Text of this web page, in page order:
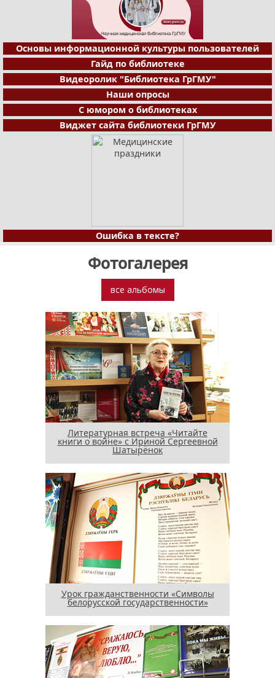
Основы информационной культуры пользователей
Гайд по библиотеке
Видеоролик "Библиотека ГрГМУ"
Наши опросы
С юмором о библиотеках
Виджет сайта библиотеки ГрГМУ
Ошибка в тексте?
Фотогалерея
все альбомы
Литературная встреча «Читайте
книги о войне» с Ириной Сергеевной
Шатырёнок
Урок гражданственности «Символы
белорусской государственности»